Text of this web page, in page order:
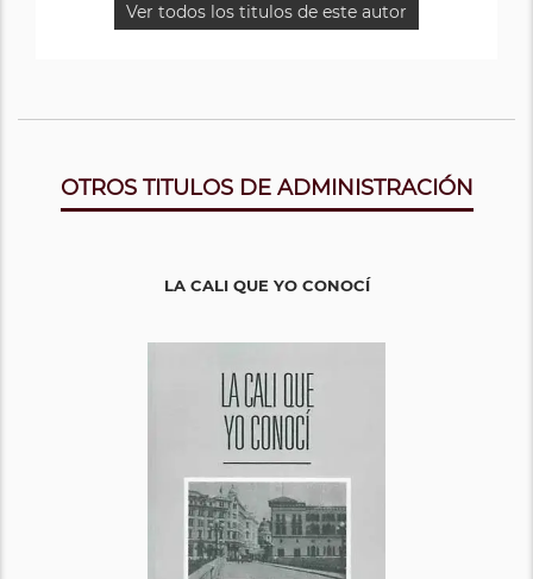
Ver todos los titulos de este autor
OTROS TITULOS DE ADMINISTRACIÓN
LA CALI QUE YO CONOCÍ